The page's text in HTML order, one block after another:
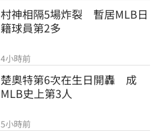
村神相隔5場炸裂　暫居MLB日
籍球員第2多
4小時前
楚奧特第6次在生日開轟　成
MLB史上第3人
5小時前